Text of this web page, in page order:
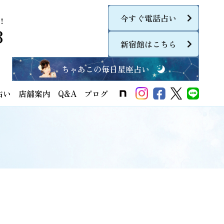
今すぐ電話占い
新宿館はこちら
ちゃあこの毎日星座占い
い 店舗案内 Q&A ブログ